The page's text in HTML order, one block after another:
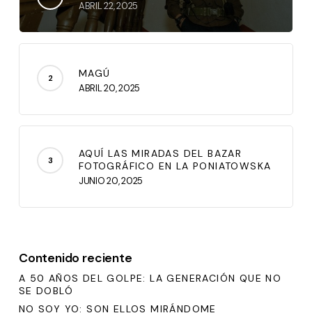
ABRIL 22, 2025
MAGÚ
ABRIL 20, 2025
AQUÍ LAS MIRADAS DEL BAZAR
FOTOGRÁFICO EN LA PONIATOWSKA
JUNIO 20, 2025
Contenido reciente
A 50 AÑOS DEL GOLPE: LA GENERACIÓN QUE NO
SE DOBLÓ
NO SOY YO: SON ELLOS MIRÁNDOME